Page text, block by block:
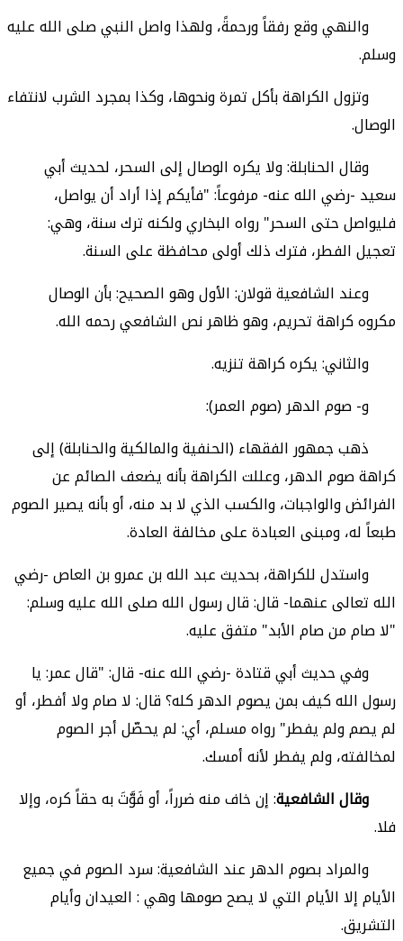
والنهي وقع رفقاً ورحمةً، ولهذا واصل النبي صلى الله عليه
وسلم.
وتزول الكراهة بأكل تمرة ونحوها، وكذا بمجرد الشرب لانتفاء
الوصال.
وقال الحنابلة: ولا يكره الوصال إلى السحر، لحديث أبي
سعيد -رضي الله عنه- مرفوعاً: "فأيكم إذا أراد أن يواصل،
فليواصل حتى السحر" رواه البخاري ولكنه ترك سنة، وهي:
تعجيل الفطر، فترك ذلك أولى محافظة على السنة.
وعند الشافعية قولان: الأول وهو الصحيح: بأن الوصال
مكروه كراهة تحريم، وهو ظاهر نص الشافعي رحمه الله.
والثاني: يكره كراهة تنزيه.
و-صوم الدهر (صوم العمر):
ذهب جمهور الفقهاء (الحنفية والمالكية والحنابلة)إلى
كراهة صوم الدهر، وعللت الكراهة بأنه يضعف الصائم عن
الفرائض والواجبات، والكسب الذي لا بد منه، أو بأنه يصير الصوم
طبعاً له، ومبنى العبادة على مخالفة العادة.
واستدل للكراهة، بحديث عبد الله بن عمرو بن العاص -رضي
الله تعالى عنهما- قال: قال رسول الله صلى الله عليه وسلم:
"لا صام من صام الأبد" متفق عليه.
وفي حديث أبي قتادة -رضي الله عنه- قال: "قال عمر: يا
رسول الله كيف بمن يصوم الدهر كله؟ قال: لا صام ولا أفطر، أو
لم يصم ولم يفطر" رواه مسلم، أي: لم يحصّل أجر الصوم
لمخالفته، ولم يفطر لأنه أمسك.
وقال الشافعية: إن خاف منه ضرراً، أو فَوَّتَ به حقاً كره، وإلا
فلا.
والمراد بصوم الدهر عند الشافعية: سرد الصوم في جميع
الأيام إلا الأيام التي لا يصح صومها وهي : العيدان وأيام
التشريق.